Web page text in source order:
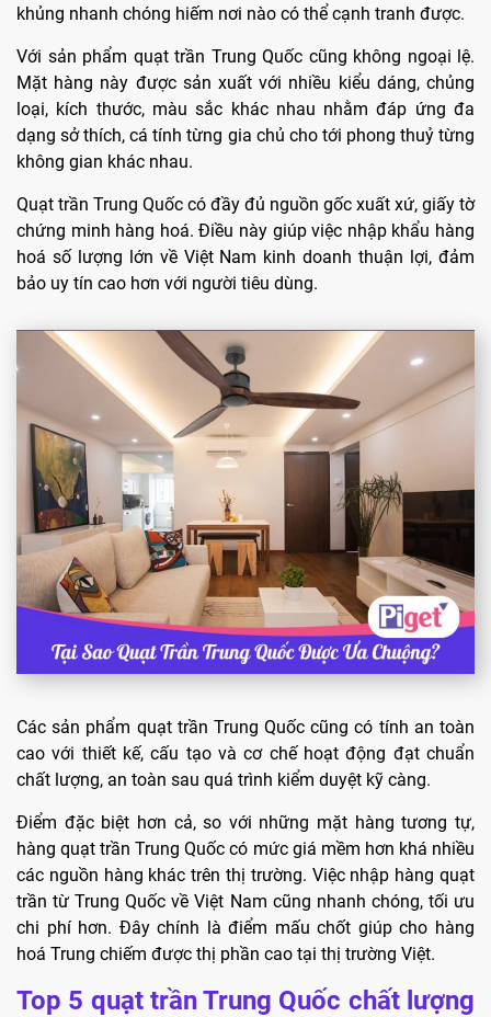
khủng nhanh chóng hiếm nơi nào có thể cạnh tranh được.
Với sản phẩm quạt trần Trung Quốc cũng không ngoại lệ.
Mặt hàng này được sản xuất với nhiều kiểu dáng, chủng
loại, kích thước, màu sắc khác nhau nhằm đáp ứng đa
dạng sở thích, cá tính từng gia chủ cho tới phong thuỷ từng
không gian khác nhau.
Quạt trần Trung Quốc có đầy đủ nguồn gốc xuất xứ, giấy tờ
chứng minh hàng hoá. Điều này giúp việc nhập khẩu hàng
hoá số lượng lớn về Việt Nam kinh doanh thuận lợi, đảm
bảo uy tín cao hơn với người tiêu dùng.
Các sản phẩm quạt trần Trung Quốc cũng có tính an toàn
cao với thiết kế, cấu tạo và cơ chế hoạt động đạt chuẩn
chất lượng, an toàn sau quá trình kiểm duyệt kỹ càng.
Điểm đặc biệt hơn cả, so với những mặt hàng tương tự,
hàng quạt trần Trung Quốc có mức giá mềm hơn khá nhiều
các nguồn hàng khác trên thị trường. Việc nhập hàng quạt
trần từ Trung Quốc về Việt Nam cũng nhanh chóng, tối ưu
chi phí hơn. Đây chính là điểm mấu chốt giúp cho hàng
hoá Trung chiếm được thị phần cao tại thị trường Việt.
Top 5 quạt trần Trung Quốc chất lượng